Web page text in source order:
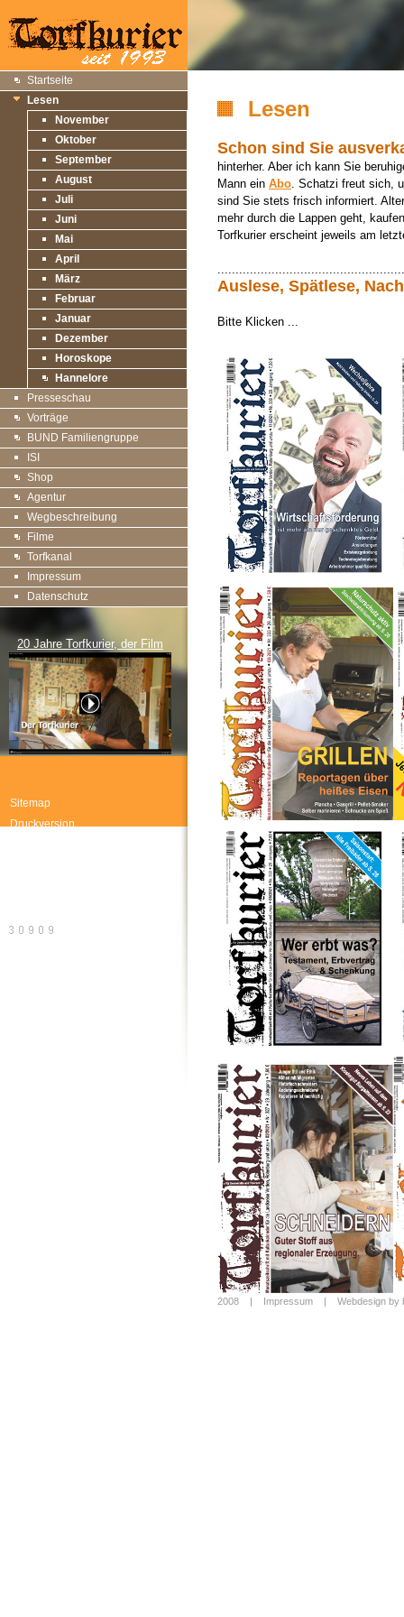
Startseite
Lesen
November
Oktober
September
August
Juli
Juni
Mai
April
März
Februar
Januar
Dezember
Horoskope
Hannelore
Presseschau
Vorträge
BUND Familiengruppe
ISI
Shop
Agentur
Wegbeschreibung
Filme
Torfkanal
Impressum
Datenschutz
20 Jahre Torfkurier, der Film
Sitemap
Druckversion
Lesen
Schon sind Sie
hinterher. Aber ich kann Sie
Mann ein Abo. Schatzi freut sich,
sind Sie stets frisch informiert.
mehr durch die Lappen geht,
Torfkurier erscheint jeweils am
Auslese, Spätlese,
Bitte Klicken ...
2008 | Impressum Webdesign by